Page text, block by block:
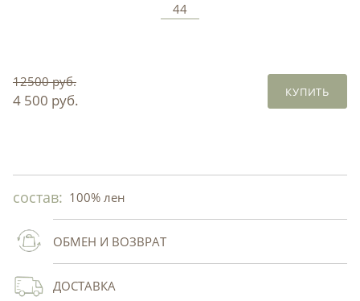
44
12500 руб.
4 500 руб. КУПИТЬ
состав: 100% лен
ОБМЕН И ВОЗВРАТ
ДОСТАВКА